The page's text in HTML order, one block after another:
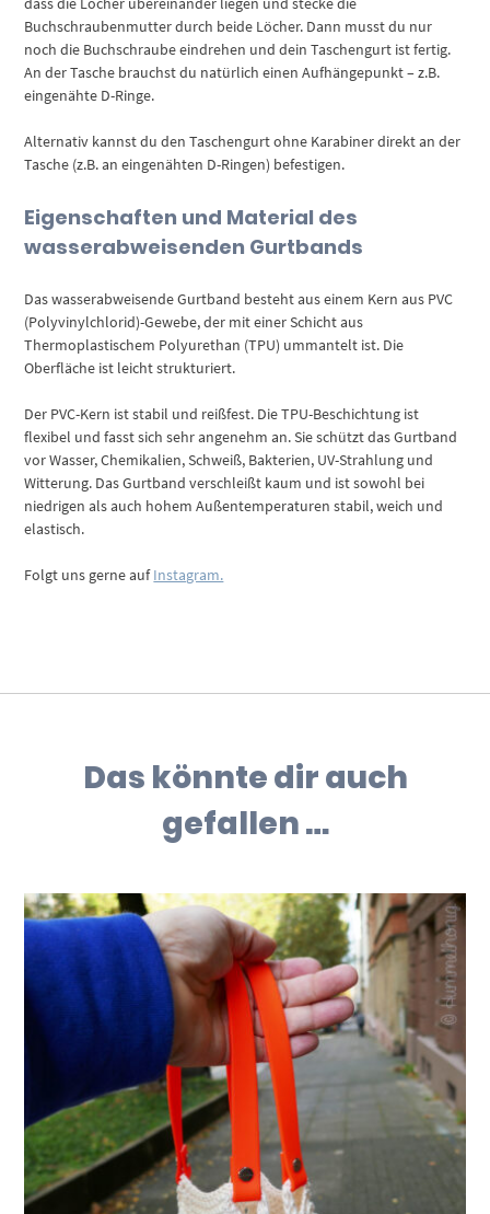
Buchschraubenmutter durch beide Löcher. Dann musst du nur
noch die Buchschraube eindrehen und dein Taschengurt ist fertig.
An der Tasche brauchst du natürlich einen Aufhängepunkt – z.B.
eingenähte D-Ringe.
Alternativ kannst du den Taschengurt ohne Karabiner direkt an der
Tasche (z.B. an eingenähten D-Ringen) befestigen.
Eigenschaften und Material des
wasserabweisenden Gurtbands
Das wasserabweisende Gurtband besteht aus einem Kern aus PVC
(Polyvinylchlorid)-Gewebe, der mit einer Schicht aus
Thermoplastischem Polyurethan (TPU) ummantelt ist. Die
Oberfläche ist leicht strukturiert.
Der PVC-Kern ist stabil und reißfest. Die TPU-Beschichtung ist
flexibel und fasst sich sehr angenehm an. Sie schützt das Gurtband
vor Wasser, Chemikalien, Schweiß, Bakterien, UV-Strahlung und
Witterung. Das Gurtband verschleißt kaum und ist sowohl bei
niedrigen als auch hohem Außentemperaturen stabil, weich und
elastisch.
Folgt uns gerne aufInstagram.
Das könnte dir auch
gefallen …